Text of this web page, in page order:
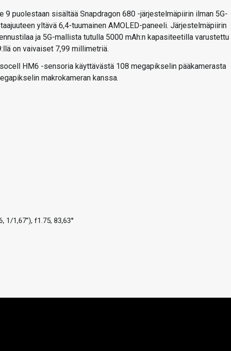
puolestaan sisältää Snapdragon 680 -järjestelmäpiirin ilman 5G-
yltävä 6,4-tuumainen AMOLED-paneeli. Järjestelmäpiirin
ja 5G-mallista tutulla 5000 mAh:n kapasiteetilla varustettu
on vaivaiset 7,99 millimetriä.
HM6 -sensoria käyttävästä 108 megapikselin pääkamerasta
makrokameran kanssa.
1/1,67”), f1.75, 83,63°